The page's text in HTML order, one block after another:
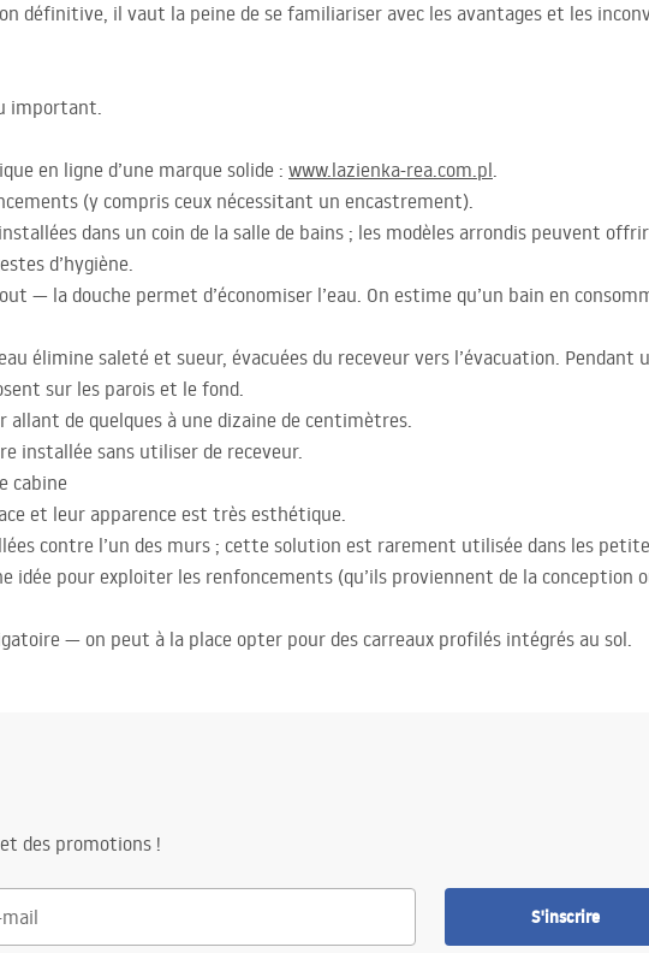
définitive, il vaut la peine de se familiariser avec les avantages et les
important.
en ligne d’une marque solide : www.lazienka-rea.com.pl.
(y compris ceux nécessitant un encastrement).
dans un coin de la salle de bains ; les modèles arrondis peuvent
d’hygiène.
— la douche permet d’économiser l’eau. On estime qu’un bain en
élimine saleté et sueur, évacuées du receveur vers l’évacuation. Pendant
sur les parois et le fond.
allant de quelques à une dizaine de centimètres.
installée sans utiliser de receveur.
cabine
et leur apparence est très esthétique.
contre l’un des murs ; cette solution est rarement utilisée dans les
idée pour exploiter les renfoncements (qu’ils proviennent de la conception
— on peut à la place opter pour des carreaux profilés intégrés au sol.
des promotions !
S'inscrire